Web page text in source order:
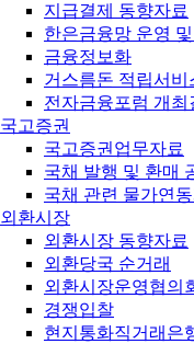
지급결제 동향자료
한은금융망 운영
금융정보화
거스름돈 적립서비
전자금융포럼 개최
국고증권
국고증권업무자료
국채 발행 및 환매
국채 관련 물가연
외환시장
외환시장 동향자료
외환당국 순거래
외환시장운영협의
경쟁입찰
현지통화직거래은